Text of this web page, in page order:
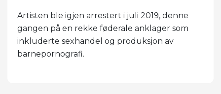
Artisten ble igjen arrestert i juli 2019, denne
gangen på en rekke føderale anklager som
inkluderte sexhandel og produksjon av
barnepornografi.